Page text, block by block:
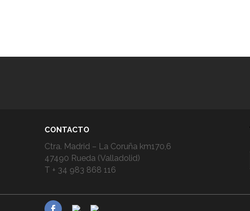
CONTACTO
Ctra. Madrid – La Coruña km170,6
47490 Rueda (Valladolid)
T + 34 983 868 116